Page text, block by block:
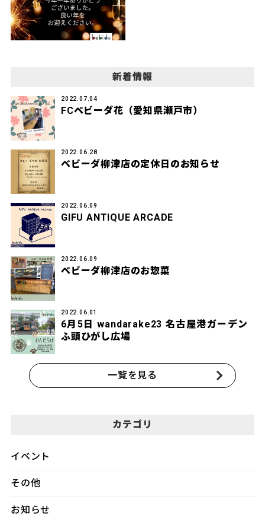
新着情報
2022.07.04
FCベビーダ花（愛知県瀬戸市）
2022.06.28
ベビーダ柳津店の定休日のお知らせ
2022.06.09
GIFU ANTIQUE ARCADE
2022.06.09
ベビーダ柳津店のお惣菜
2022.06.01
6月5日 wandarake23 名古屋港ガーデン
ふ頭ひがし広場
一覧を見る
カテゴリ
イベント
その他
お知らせ